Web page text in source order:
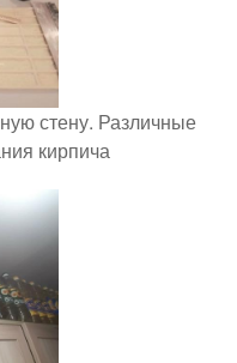
стену. Различные
кирпича